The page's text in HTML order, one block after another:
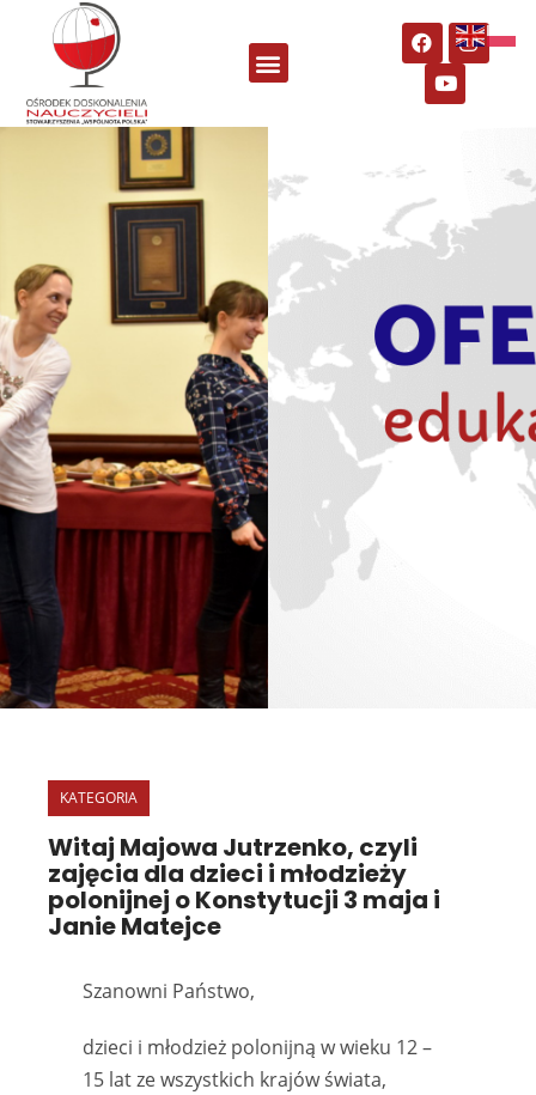
KATEGORIA
Witaj Majowa Jutrzenko, czyli
zajęcia dla dzieci i młodzieży
polonijnej o Konstytucji 3 maja i
Janie Matejce
Szanowni Państwo,
dzieci i młodzież polonijną w wieku 12 –
15 lat ze wszystkich krajów świata,